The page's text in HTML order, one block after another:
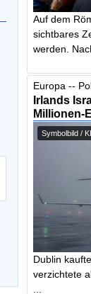
Auf dem
sichtbares
werden.
Europa --
Irlands
Millionen-
Symbolbild / KI
Dublin
verzichtete